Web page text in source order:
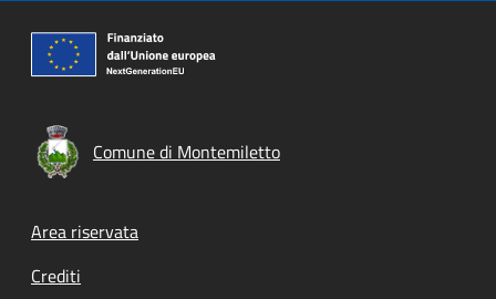
Comune di Montemiletto
Footer menu
Area riservata
Crediti